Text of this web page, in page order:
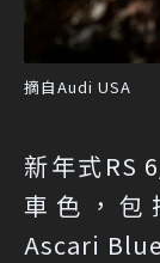
摘自Audi USA
新年式RS
車色，包
Ascari